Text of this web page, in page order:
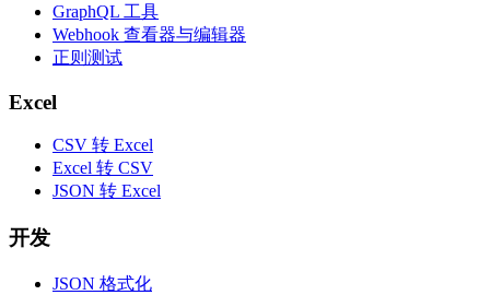
GraphQL 工具
Webhook 查看器与编辑器
正则测试
Excel
CSV 转 Excel
Excel 转 CSV
JSON 转 Excel
开发
JSON 格式化